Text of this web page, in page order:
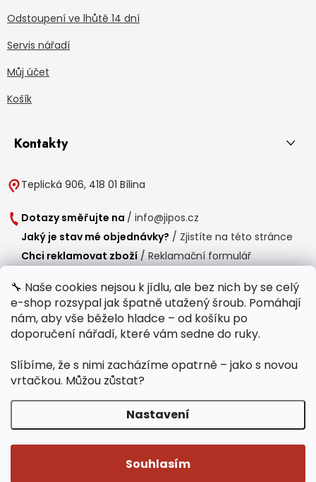
🔧 Naše cookies nejsou k jídlu, ale bez nich by se celý
e-shop rozsypal jak špatně utažený šroub. Pomáhají
nám, aby vše běželo hladce – od košíku po
doporučení nářadí, které vám sedne do ruky.
Slíbíme, že s nimi zacházíme opatrně – jako s novou
vrtačkou. Můžou zůstat?
Nastavení
Souhlasím
Odstoupení ve lhůtě 14 dní
Servis nářadí
Můj účet
Košík
Kontakty
Teplická 906, 418 01 Bílina
Dotazy směřujte na / info@jipos.cz
Jaký je stav mé objednávky? / Zjistíte na této stránce
Chci reklamovat zboží / Reklamační formulář
Provozní doba
Po-Čt /
8:00 - 15:00
Polední přestávka /11:00 - 11:30
Běží na Shoptet Premium/Webdesign mi-ma.cz
Copyright 2026Jipos.cz. Všechna práva vyhrazena.Upravit nastavení
cookies